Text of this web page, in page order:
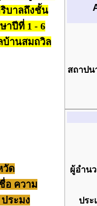
สถาปน
บาลถึงชั้น
าปีที่ 1 - 6
บ้านสมถวิล
ผู้อำน
ประ
วัด
อ ความ
ระมง